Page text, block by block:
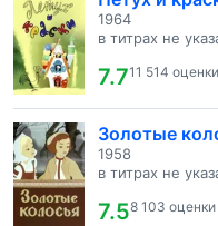
1964
в титрах не
7.711 514 оценки
Золотые
1958
в титрах не
7.58 103 оценки